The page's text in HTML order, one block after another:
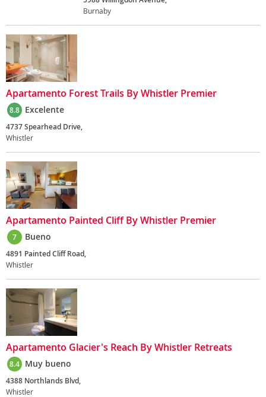
Burnaby
Apartamento Forest Trails By Whistler Premier
8.8 Excelente
4737 Spearhead Drive,
Whistler
Apartamento Painted Cliff By Whistler Premier
7 Bueno
4891 Painted Cliff Road,
Whistler
Apartamento Glacier's Reach By Whistler Retreats
8.4 Muy bueno
4388 Northlands Blvd,
Whistler